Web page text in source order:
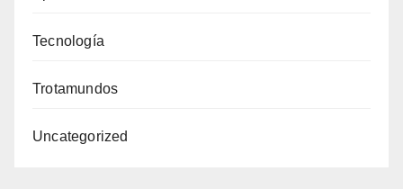
Tecnología
Trotamundos
Uncategorized